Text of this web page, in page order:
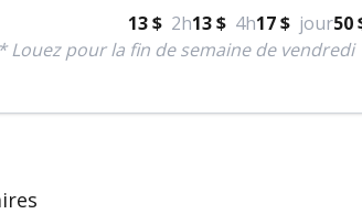
13 $ 2h13 $ 4h17 $ jour50
* Louez pour la fin de semaine de vendredi